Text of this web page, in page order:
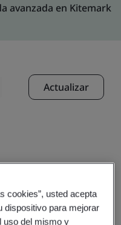
avanzada en Kitemark
Actualizar
cookies”, usted acepta
dispositivo para mejorar
uso del mismo y